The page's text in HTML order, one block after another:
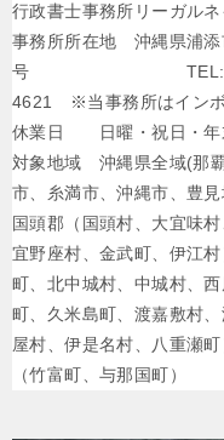
行政書士事務所リ
事務所所在地 沖縄県浦添
号 TEL:098-
4621 ※当事務所はインボ
休業日 日曜・祝日・年
対象地域 沖縄県全域(那
市、糸満市、沖縄市、豊
国頭郡（国頭村、大宜味
宜野座村、金武町、伊江
町、北中城村、中城村、
町、久米島町、渡嘉敷村
屋村、伊是名村、八重瀬
（竹富町、与那国町）